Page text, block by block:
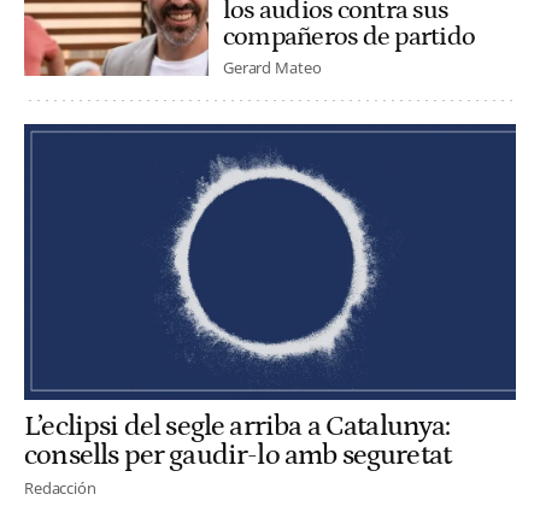
los audios contra sus
compañeros de partido
Gerard Mateo
L’eclipsi del segle arriba a Catalunya:
consells per gaudir-lo amb seguretat
Redacción